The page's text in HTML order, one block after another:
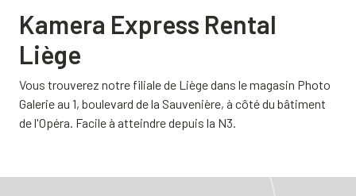
Kamera Express Rental
Liège
Vous trouverez notre filiale de Liège dans le magasin Photo
Galerie au 1, boulevard de la Sauvenière, à côté du bâtiment
de l'Opéra. Facile à atteindre depuis la N3.